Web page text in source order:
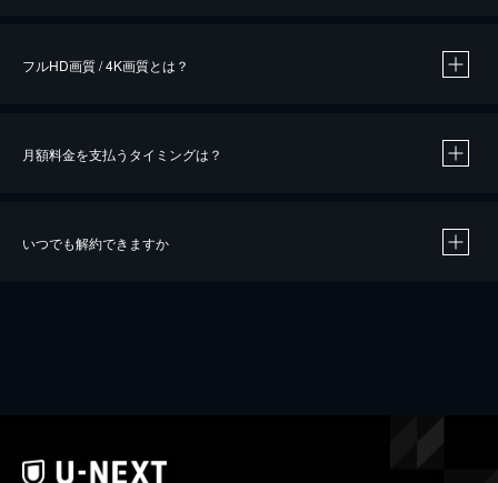
※40％ポイント還元の対象は、クレジットカード決済による作品の購入 / レンタルです。
フルHD画質 / 4K画質とは？
月額料金を支払うタイミングは？
いつでも解約できますか